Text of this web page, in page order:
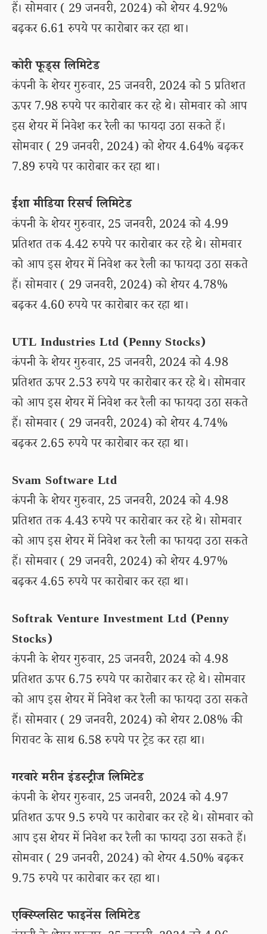
हैं। सोमवार ( 29 जनवरी, 2024) को शेयर 4.92%
बढ़कर 6.61 रुपये पर कारोबार कर रहा था।
कोरी फूड्स लिमिटेड
कंपनी के शेयर गुरुवार, 25 जनवरी, 2024 को 5 प्रतिशत
ऊपर 7.98 रुपये पर कारोबार कर रहे थे। सोमवार को आप
इस शेयर में निवेश कर रैली का फायदा उठा सकते हैं।
सोमवार ( 29 जनवरी, 2024) को शेयर 4.64% बढ़कर
7.89 रुपये पर कारोबार कर रहा था।
ईशा मीडिया रिसर्च लिमिटेड
कंपनी के शेयर गुरुवार, 25 जनवरी, 2024 को 4.99
प्रतिशत तक 4.42 रुपये पर कारोबार कर रहे थे। सोमवार
को आप इस शेयर में निवेश कर रैली का फायदा उठा सकते
हैं। सोमवार ( 29 जनवरी, 2024) को शेयर 4.78%
बढ़कर 4.60 रुपये पर कारोबार कर रहा था।
UTL Industries Ltd (Penny Stocks)
कंपनी के शेयर गुरुवार, 25 जनवरी, 2024 को 4.98
प्रतिशत ऊपर 2.53 रुपये पर कारोबार कर रहे थे। सोमवार
को आप इस शेयर में निवेश कर रैली का फायदा उठा सकते
हैं। सोमवार ( 29 जनवरी, 2024) को शेयर 4.74%
बढ़कर 2.65 रुपये पर कारोबार कर रहा था।
Svam Software Ltd
कंपनी के शेयर गुरुवार, 25 जनवरी, 2024 को 4.98
प्रतिशत तक 4.43 रुपये पर कारोबार कर रहे थे। सोमवार
को आप इस शेयर में निवेश कर रैली का फायदा उठा सकते
हैं। सोमवार ( 29 जनवरी, 2024) को शेयर 4.97%
बढ़कर 4.65 रुपये पर कारोबार कर रहा था।
Softrak Venture Investment Ltd (Penny
Stocks)
कंपनी के शेयर गुरुवार, 25 जनवरी, 2024 को 4.98
प्रतिशत ऊपर 6.75 रुपये पर कारोबार कर रहे थे। सोमवार
को आप इस शेयर में निवेश कर रैली का फायदा उठा सकते
हैं। सोमवार ( 29 जनवरी, 2024) को शेयर 2.08% की
गिरावट के साथ 6.58 रुपये पर ट्रेड कर रहा था।
गरवारे मरीन इंडस्ट्रीज लिमिटेड
कंपनी के शेयर गुरुवार, 25 जनवरी, 2024 को 4.97
प्रतिशत ऊपर 9.5 रुपये पर कारोबार कर रहे थे। सोमवार को
आप इस शेयर में निवेश कर रैली का फायदा उठा सकते हैं।
सोमवार ( 29 जनवरी, 2024) को शेयर 4.50% बढ़कर
9.75 रुपये पर कारोबार कर रहा था।
एक्स्प्लिसिट फाइनेंस लिमिटेड